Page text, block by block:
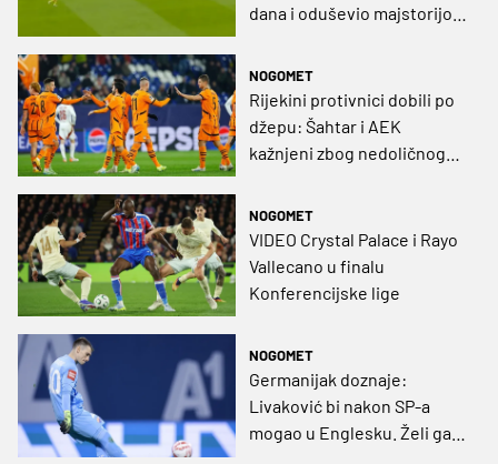
dana i oduševio majstorijom
NOGOMET
Rijekini protivnici dobili po
džepu: Šahtar i AEK
kažnjeni zbog nedoličnog
NOGOMET
VIDEO Crystal Palace i Rayo
Vallecano u finalu
Konferencijske lige
NOGOMET
Germanijak doznaje:
Livaković bi nakon SP-a
mogao u Englesku. Želi ga